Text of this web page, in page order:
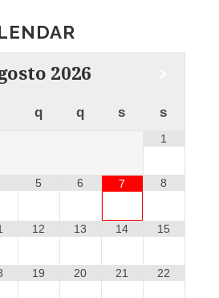
2026
q q s s
1
5 6 7 8
12 13 14 15
19 20 21 22